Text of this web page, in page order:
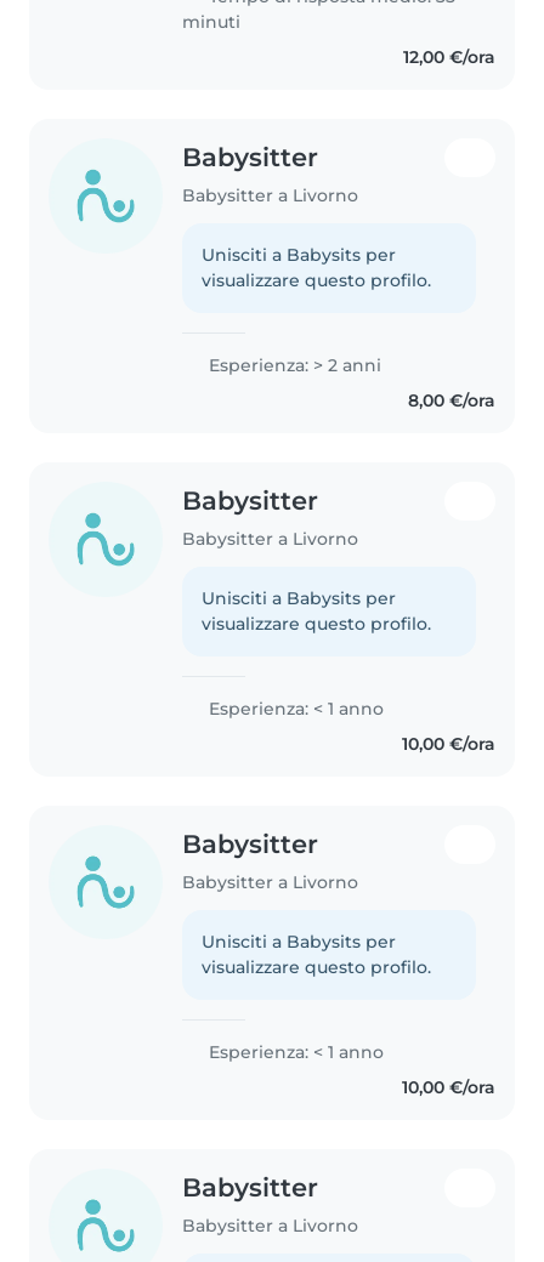
minuti
12,00 €/ora
Babysitter
Babysitter a Livorno
Unisciti a Babysits per
visualizzare questo profilo.
Esperienza: > 2 anni
8,00 €/ora
Babysitter
Babysitter a Livorno
Unisciti a Babysits per
visualizzare questo profilo.
Esperienza: < 1 anno
10,00 €/ora
Babysitter
Babysitter a Livorno
Unisciti a Babysits per
visualizzare questo profilo.
Esperienza: < 1 anno
10,00 €/ora
Babysitter
Babysitter a Livorno